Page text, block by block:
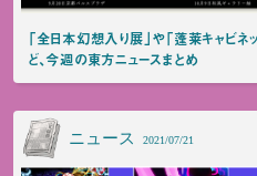
「全日本幻想入り展」や「蓬莱キャビネ
ど、今週の東方ニュースまとめ
ニュース 2021/07/21